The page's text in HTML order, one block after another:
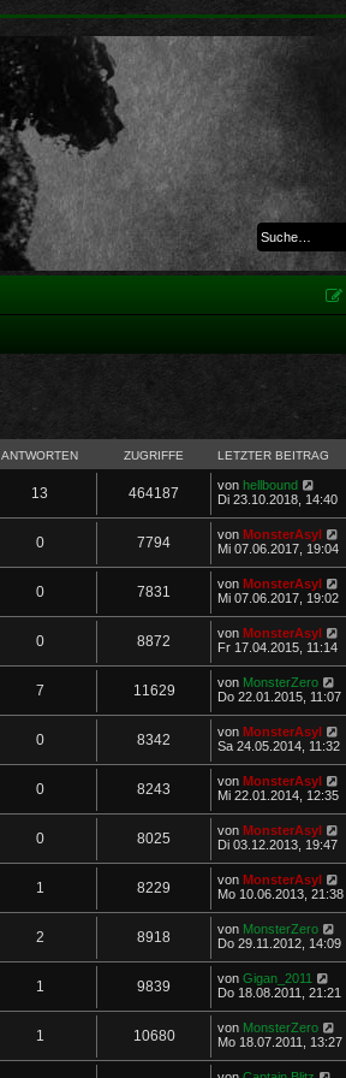
ANTWORTEN ZUGRIFFE LETZTER BEITRAG
13 464187 von hellbound
Di 23.10.2018, 14:40
0 7794 von MonsterAsyl
Mi 07.06.2017, 19:04
0 7831 von MonsterAsyl
Mi 07.06.2017, 19:02
0 8872 von MonsterAsyl
Fr 17.04.2015, 11:14
7 11629 von MonsterZero
Do 22.01.2015, 11:07
0 8342 von MonsterAsyl
Sa 24.05.2014, 11:32
0 8243 von MonsterAsyl
Mi 22.01.2014, 12:35
0 8025 von MonsterAsyl
Di 03.12.2013, 19:47
1 8229 von MonsterAsyl
Mo 10.06.2013, 21:38
2 8918 von MonsterZero
Do 29.11.2012, 14:09
1 9839 von Gigan_2011
Do 18.08.2011, 21:21
1 10680 von MonsterZero
Mo 18.07.2011, 13:27